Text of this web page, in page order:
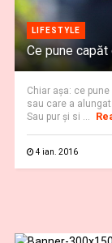
LIFESTYLE
Ce pune
Chiar aşa: ce
sau care a
Sau pur şi si ...
4 ian. 2016